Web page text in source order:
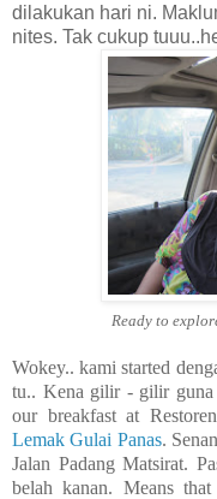
dilakukan hari ni.
nites. Tak cukup
Ready to
Wokey.. kami started
tu.. Kena gilir - gilir guna
our breakfast at
Lemak Gulai Panas.
Jalan Padang Matsirat.
belah kanan. Means